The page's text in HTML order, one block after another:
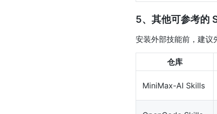
5、其他可参考的
安装外部技能前，建
仓库
MiniMax-AI Skills